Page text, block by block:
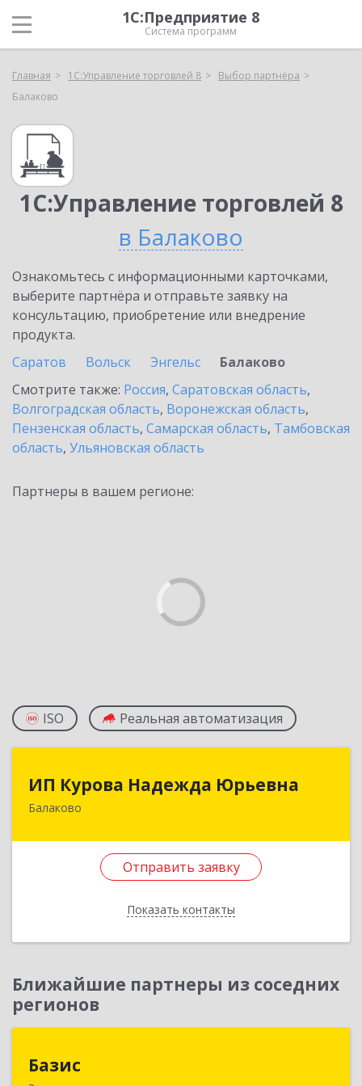
1С:Предприятие 8
Система программ
Главная 1С:Управление торговлей 8
Выбор партнёра
Балаково
1С:Управление торговлей 8
в Балаково
Ознакомьтесь с информационными карточками,
выберите партнёра и отправьте заявку на
консультацию, приобретение или внедрение
продукта.
Саратов
Вольск Энгельс
Балаково
Смотрите также: Россия, Саратовская область,
Волгоградская область, Воронежская область,
Пензенская область, Самарская область, Тамбовская
область, Ульяновская область
Партнеры в вашем регионе:
ISO Реальная автоматизация
ИП Курова Надежда Юрьевна
Балаково
Отправить заявку
Показать контакты
Отправить заявку
Назад
Ближайшие партнеры из соседних
регионов
Базис